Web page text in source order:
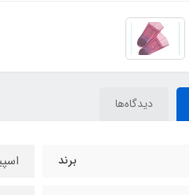
دیدگاه‌ها
برند